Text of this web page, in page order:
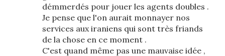
démmerdés pour jouer les agents doubles .
Je pense que l'on aurait monnayer nos
services aux iraniens qui sont très friands
de la chose en ce moment .
C'est quand même pas une mauvaise idée ,